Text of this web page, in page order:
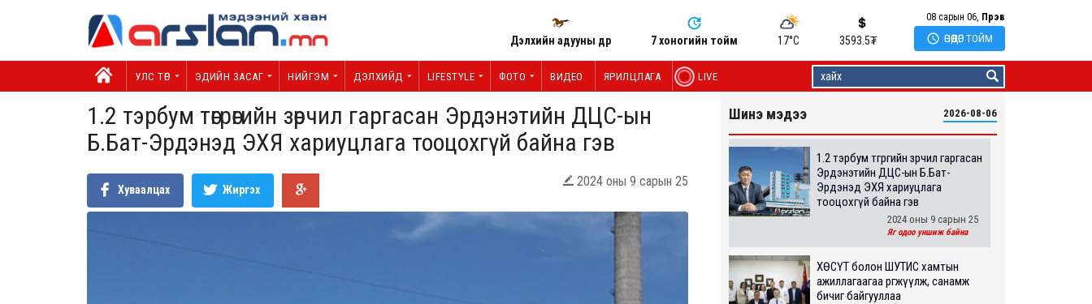
Дэлхийн адууны өдөр 7 хоногийн тойм 17°C 3593.5₮
08 сарын 06, Пүрэв
 ӨНӨӨДӨР ТОЙМ
УЛС ТӨР ЭДИЙН ЗАСАГ НИЙГЭМ ДЭЛХИЙД LIFESTYLE ФОТО ВИДЕО ЯРИЛЦЛАГА LIVE
1.2 тэрбум төгрөгийн зөрчил гаргасан Эрдэнэтийн ДЦС-ын
Б.Бат-Эрдэнэд ЭХЯ хариуцлага тооцохгүй байна гэв
Хуваалцах Жиргэх
 2024 оны 9 сарын 25
Шинэ мэдээ 2026-08-06
1.2 тэрбум төгрөгийн зөрчил гаргасан
Эрдэнэтийн ДЦС-ын Б.Бат-
Эрдэнэд ЭХЯ хариуцлага
тооцохгүй байна гэв
2024 оны 9 сарын 25
Яг одоо уншиж байна
ХӨСҮТ болон ШУТИС хамтын
ажиллагаагаа өргөжүүлж, санамж
бичиг байгууллаа